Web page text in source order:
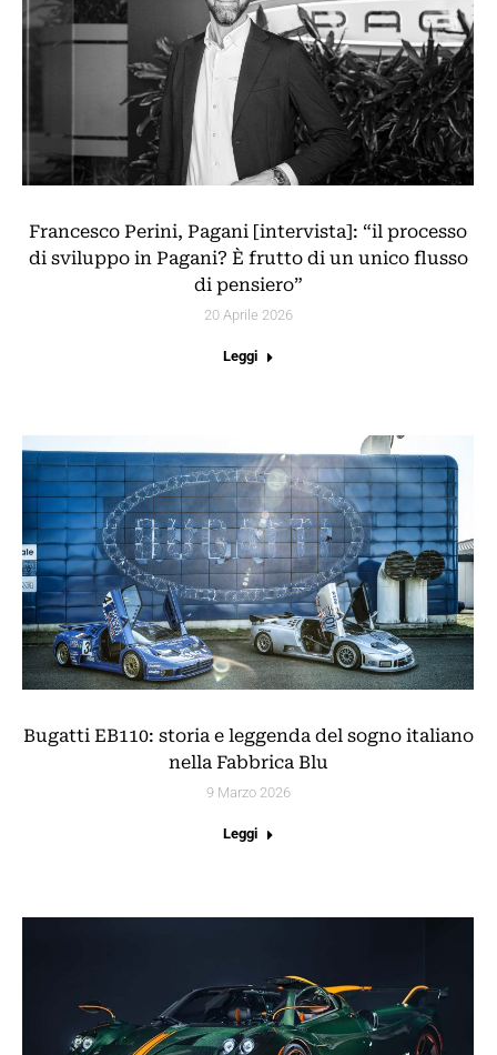
Francesco Perini, Pagani [intervista]: “il processo
di sviluppo in Pagani? È frutto di un unico flusso
di pensiero”
20 Aprile 2026
Leggi
Bugatti EB110: storia e leggenda del sogno italiano
nella Fabbrica Blu
9 Marzo 2026
Leggi